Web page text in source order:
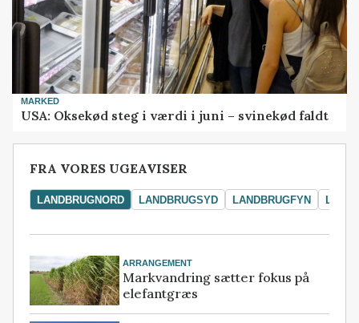
MARKED
USA: Oksekød steg i værdi i juni – svinekød faldt
FRA VORES UGEAVISER
LANDBRUGNORD LANDBRUGSYD LANDBRUGFYN
ARRANGEMENT
Markvandring sætter fokus på
elefantgræs